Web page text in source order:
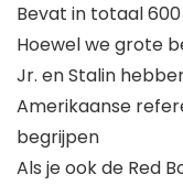
Bevat in totaal
Hoewel we grote
Jr. en Stalin
Amerikaanse
begrijpen
Als je ook de Red